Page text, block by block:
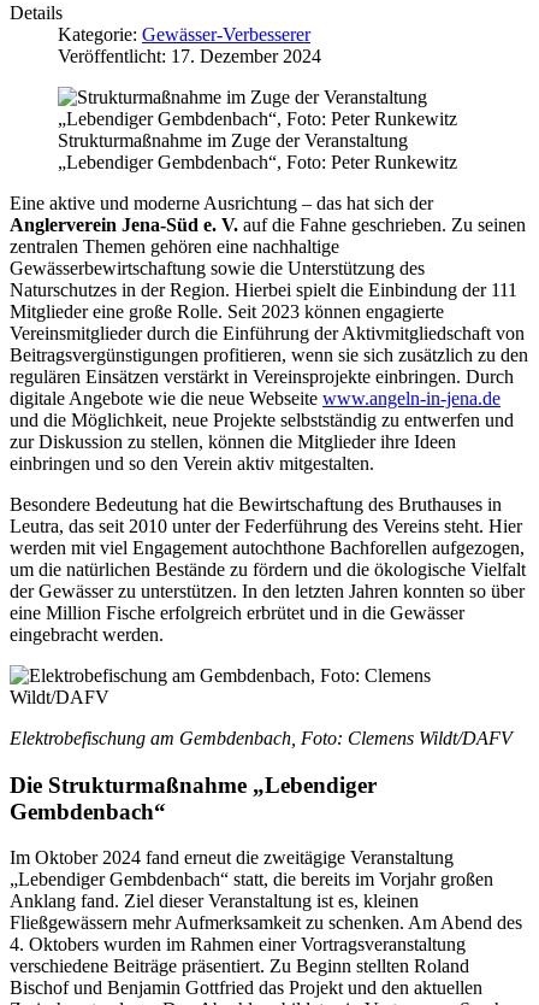
Details
Kategorie: Gewässer-Verbesserer
Veröffentlicht: 17. Dezember 2024
Strukturmaßnahme im Zuge der Veranstaltung
„Lebendiger Gembdenbach“, Foto: Peter Runkewitz
Eine aktive und moderne Ausrichtung – das hat sich der
Anglerverein Jena-Süd e. V. auf die Fahne geschrieben. Zu seinen
zentralen Themen gehören eine nachhaltige
Gewässerbewirtschaftung sowie die Unterstützung des
Naturschutzes in der Region. Hierbei spielt die Einbindung der 111
Mitglieder eine große Rolle. Seit 2023 können engagierte
Vereinsmitglieder durch die Einführung der Aktivmitgliedschaft von
Beitragsvergünstigungen profitieren, wenn sie sich zusätzlich zu den
regulären Einsätzen verstärkt in Vereinsprojekte einbringen. Durch
digitale Angebote wie die neue Webseite www.angeln-in-jena.de
und die Möglichkeit, neue Projekte selbstständig zu entwerfen und
zur Diskussion zu stellen, können die Mitglieder ihre Ideen
einbringen und so den Verein aktiv mitgestalten.
Besondere Bedeutung hat die Bewirtschaftung des Bruthauses in
Leutra, das seit 2010 unter der Federführung des Vereins steht. Hier
werden mit viel Engagement autochthone Bachforellen aufgezogen,
um die natürlichen Bestände zu fördern und die ökologische Vielfalt
der Gewässer zu unterstützen. In den letzten Jahren konnten so über
eine Million Fische erfolgreich erbrütet und in die Gewässer
eingebracht werden.
Elektrobefischung am Gembdenbach, Foto: Clemens Wildt/DAFV
Die Strukturmaßnahme „Lebendiger
Gembdenbach“
Im Oktober 2024 fand erneut die zweitägige Veranstaltung
„Lebendiger Gembdenbach“ statt, die bereits im Vorjahr großen
Anklang fand. Ziel dieser Veranstaltung ist es, kleinen
Fließgewässern mehr Aufmerksamkeit zu schenken. Am Abend des
4. Oktobers wurden im Rahmen einer Vortragsveranstaltung
verschiedene Beiträge präsentiert. Zu Beginn stellten Roland
Bischof und Benjamin Gottfried das Projekt und den aktuellen